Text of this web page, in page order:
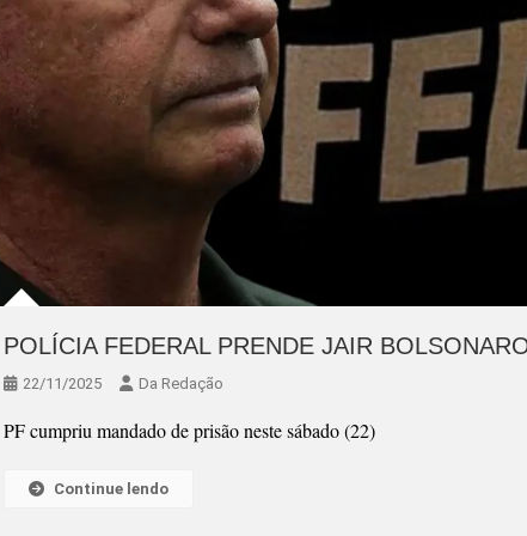
POLÍCIA FEDERAL PRENDE JAIR
22/11/2025 Da Redação
PF cumpriu mandado de prisão neste sábado (22)
Continue lendo